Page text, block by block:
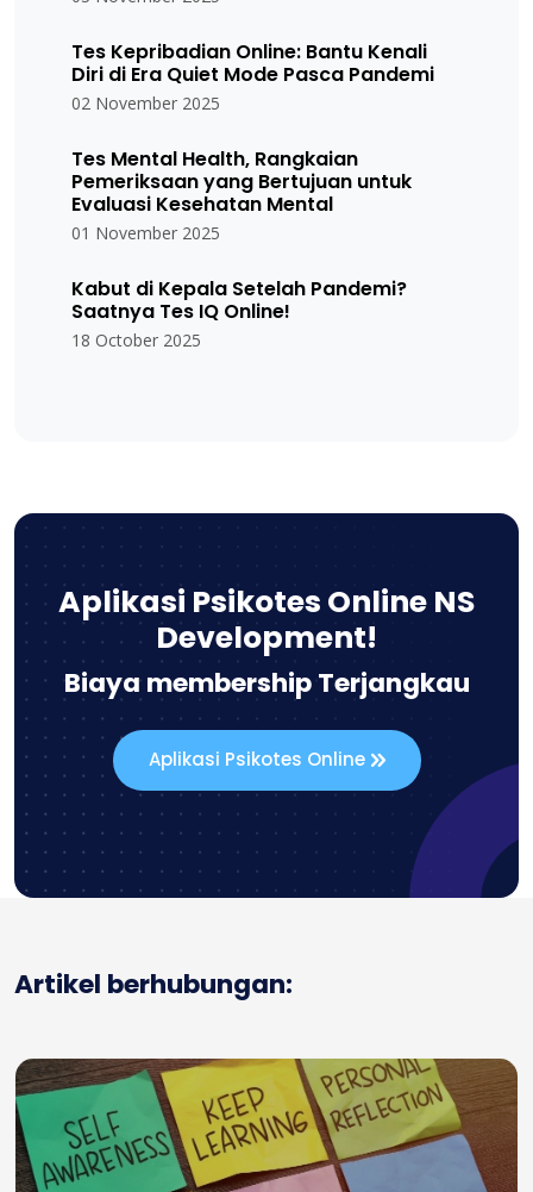
Tes Kepribadian Online: Bantu Kenali
Diri di Era Quiet Mode Pasca Pandemi
02 November 2025
Tes Mental Health, Rangkaian
Pemeriksaan yang Bertujuan untuk
Evaluasi Kesehatan Mental
01 November 2025
Kabut di Kepala Setelah Pandemi?
Saatnya Tes IQ Online!
18 October 2025
Aplikasi Psikotes Online NS
Development!
Biaya membership Terjangkau
Aplikasi Psikotes Online
Artikel berhubungan: